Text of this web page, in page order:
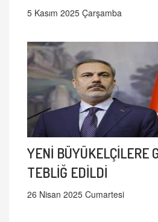
5 Kasım 2025 Çarşamba
YENİ BÜYÜKELÇİLERE
TEBLİĞ EDİLDİ
26 Nisan 2025 Cumartesi